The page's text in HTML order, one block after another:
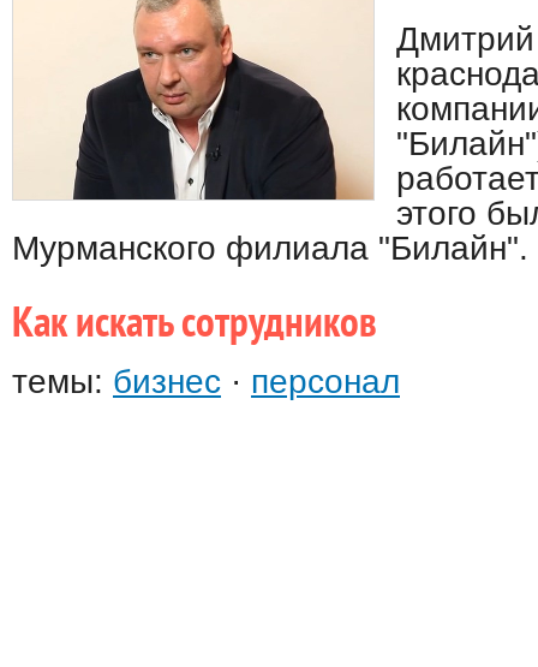
Дмитрий
этого
Мурманского филиала "Билайн".
Как искать сотрудников
темы: бизнес · персонал